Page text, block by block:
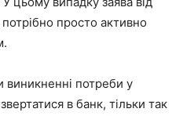
просто активно
виникненні потреби у
в банк, тільки так